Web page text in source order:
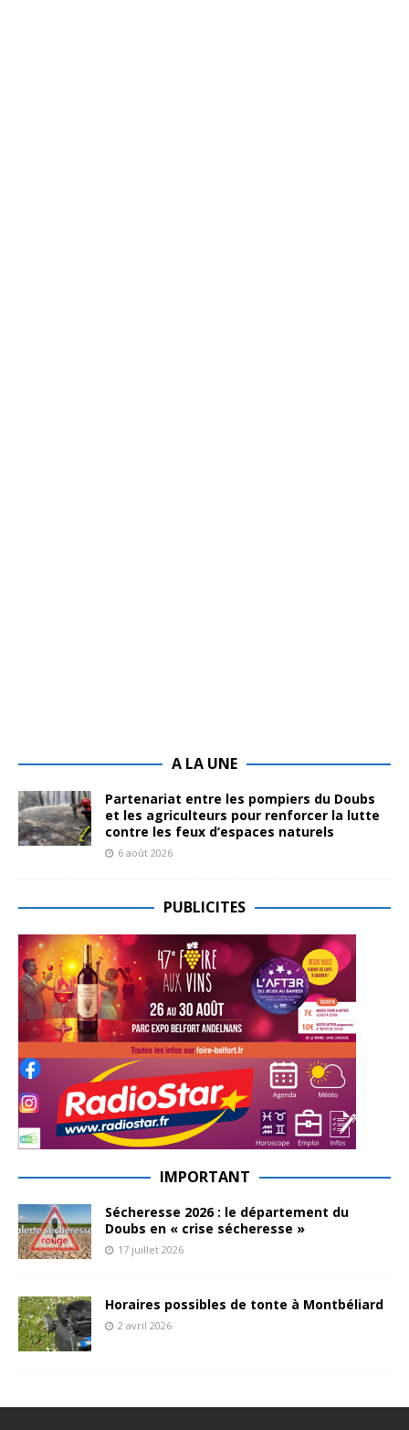
A LA UNE
Partenariat entre les pompiers du Doubs
et les agriculteurs pour renforcer la lutte
contre les feux d’espaces naturels
6 août 2026
PUBLICITES
IMPORTANT
Sécheresse 2026 : le département du
Doubs en « crise sécheresse »
17 juillet 2026
Horaires possibles de tonte à Montbéliard
2 avril 2026